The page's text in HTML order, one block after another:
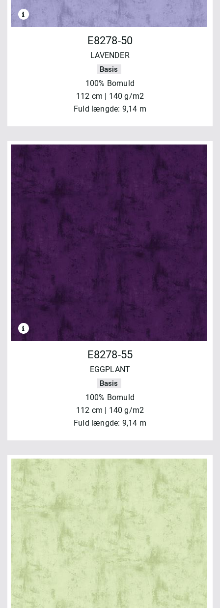
E8278-50
LAVENDER
Basis
100% Bomuld
112 cm | 140 g/m2
Fuld længde: 9,14 m
E8278-55
EGGPLANT
Basis
100% Bomuld
112 cm | 140 g/m2
Fuld længde: 9,14 m